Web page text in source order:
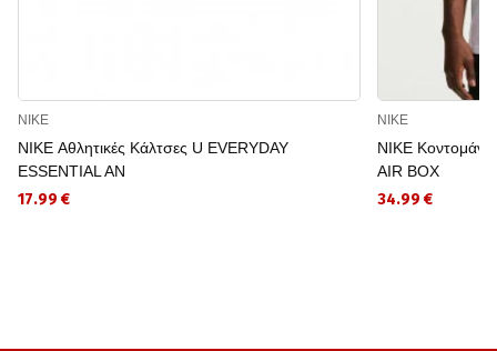
NIKE
NIKE Αθλητικές Κάλτσες U EVERYDAY
ESSENTIAL AN
17.99 €
NIKE
NIKE
AIR BOX
34.99 €